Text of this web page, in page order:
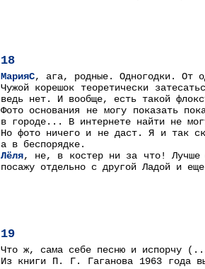
18
МарияС, ага, родные. Одногодки. От
Чужой корешок теоретически
ведь нет. И вообще, есть такой
Фото основания не могу показать
в городе... В интернете найти не
Но фото ничего и не даст. Я и так
а в беспорядке.
Лёля, не, в костер ни за что! Лучше
посажу отдельно с другой Ладой и
19
Что ж, сама себе песню и испорчу
Из книги П. Г. Гаганова 1963 года